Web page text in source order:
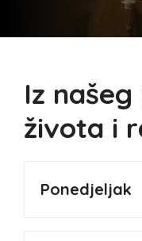
Iz
života i
Ponedjeljak